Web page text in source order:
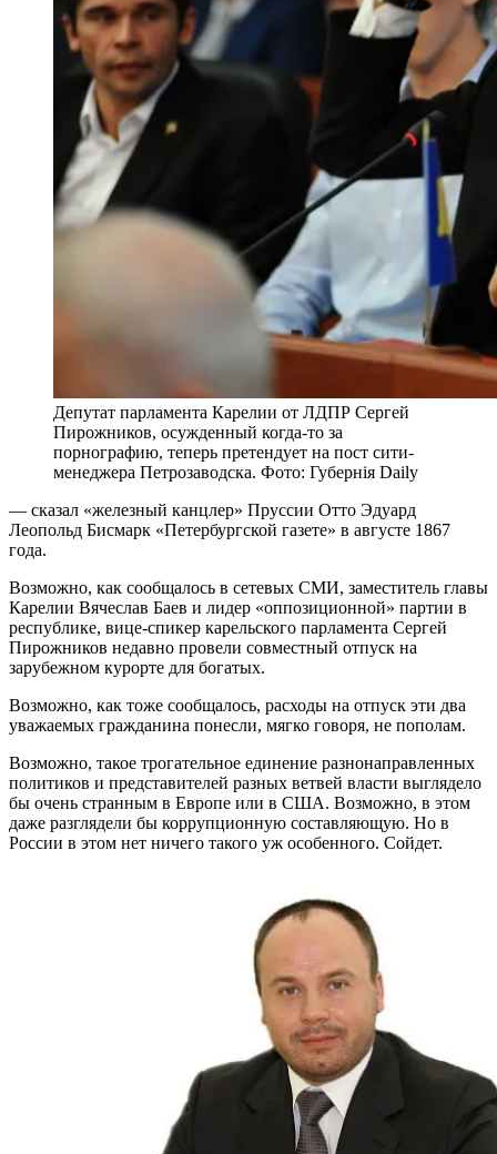
Депутат парламента Карелии от ЛДПР Сергей
Пирожников, осужденный когда-то за
порнографию, теперь претендует на пост сити-
менеджера Петрозаводска. Фото: Губернiя Daily
— сказал «железный канцлер» Пруссии Отто Эдуард
Леопольд Бисмарк «Петербургской газете» в августе 1867
года.
Возможно, как сообщалось в сетевых СМИ, заместитель главы
Карелии Вячеслав Баев и лидер «оппозиционной» партии в
республике, вице-спикер карельского парламента Сергей
Пирожников недавно провели совместный отпуск на
зарубежном курорте для богатых.
Возможно, как тоже сообщалось, расходы на отпуск эти два
уважаемых гражданина понесли, мягко говоря, не пополам.
Возможно, такое трогательное единение разнонаправленных
политиков и представителей разных ветвей власти выглядело
бы очень странным в Европе или в США. Возможно, в этом
даже разглядели бы коррупционную составляющую. Но в
России в этом нет ничего такого уж особенного. Сойдет.